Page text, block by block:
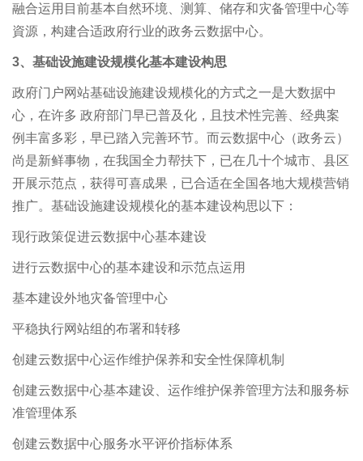
融合运用目前基本自然环境、测算、储存和灾备管理中心等
資源，构建合适政府行业的政务云数据中心。
3、基础设施建设规模化基本建设构思
政府门户网站基础设施建设规模化的方式之一是大数据中
心，在许多 政府部门早已普及化，且技术性完善、经典案
例丰富多彩，早已踏入完善环节。而云数据中心（政务云）
尚是新鲜事物，在我国全力帮扶下，已在几十个城市、县区
开展示范点，获得可喜成果，已合适在全国各地大规模营销
推广。基础设施建设规模化的基本建设构思以下：
现行政策促进云数据中心基本建设
进行云数据中心的基本建设和示范点运用
基本建设外地灾备管理中心
平稳执行网站组的布署和转移
创建云数据中心运作维护保养和安全性保障机制
创建云数据中心基本建设、运作维护保养管理方法和服务标
准管理体系
创建云数据中心服务水平评价指标体系